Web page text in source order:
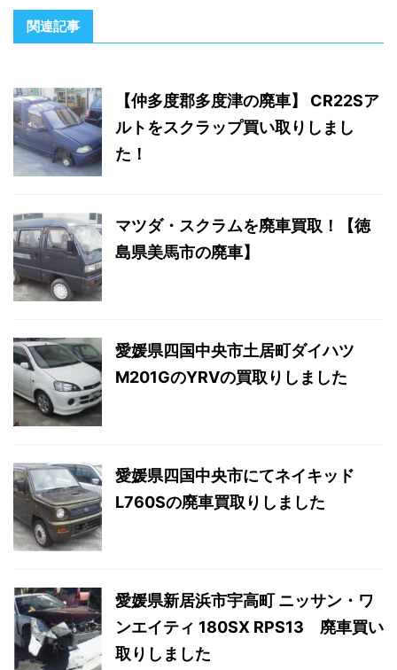
関連記事
【仲多度郡多度津の廃車】 CR22Sア
ルトをスクラップ買い取りしまし
た！
マツダ・スクラムを廃車買取！【徳
島県美馬市の廃車】
愛媛県四国中央市土居町ダイハツ
M201GのYRVの買取りしました
愛媛県四国中央市にてネイキッド
L760Sの廃車買取りしました
愛媛県新居浜市宇高町 ニッサン・ワ
ンエイティ 180SX RPS13 廃車買い
取りしました